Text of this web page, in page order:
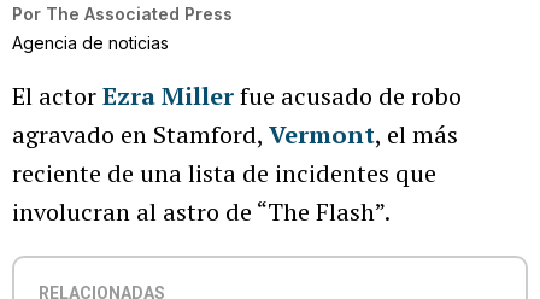
Por The Associated Press
Agencia de noticias
El actorEzra Millerfue acusado de robo
agravado en Stamford, Vermont, el más
reciente de una lista de incidentes que
involucran al astro de “The Flash”.
RELACIONADAS